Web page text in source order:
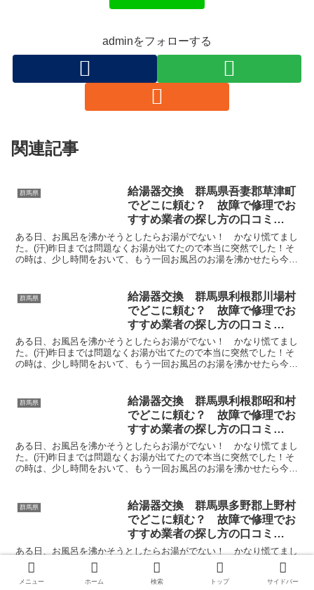
adminをフォローする
関連記事
群馬県
給湯器交換 群馬県吾妻郡草津町
でどこに頼む？ 故障で修理でお
すすめ業者の探し方の口コミ
【お湯が出ない 水漏れ】
ある日、お風呂を沸かそうとしたらお湯がでない！ かなり慌てまし
た。(汗)昨日までは問題なくお湯が出てたので本当に突然でした！そ
の時は、少し時間をおいて、もう一回お風呂のお湯を沸かせたら今度
群馬県
給湯器交換 群馬県利根郡川場村
でどこに頼む？ 故障で修理でお
すすめ業者の探し方の口コミ
【お湯が出ない 水漏れ】
ある日、お風呂を沸かそうとしたらお湯がでない！ かなり慌てまし
た。(汗)昨日までは問題なくお湯が出てたので本当に突然でした！そ
の時は、少し時間をおいて、もう一回お風呂のお湯を沸かせたら今度
群馬県
給湯器交換 群馬県利根郡昭和村
でどこに頼む？ 故障で修理でお
すすめ業者の探し方の口コミ
【お湯が出ない 水漏れ】
ある日、お風呂を沸かそうとしたらお湯がでない！ かなり慌てまし
た。(汗)昨日までは問題なくお湯が出てたので本当に突然でした！そ
の時は、少し時間をおいて、もう一回お風呂のお湯を沸かせたら今度
群馬県
給湯器交換 群馬県多野郡上野村
でどこに頼む？ 故障で修理でお
すすめ業者の探し方の口コミ
【お湯が出ない 水漏れ】
ある日、お風呂を沸かそうとしたらお湯がでない！ かなり慌てまし
た。(汗)昨日までは問題なくお湯が出てたので本当に突然でした！そ
の時は、少し時間をおいて、もう一回お風呂のお湯を沸かせたら今度
はお風呂にお湯がたまりだしたのでほっとしましたよ。冬...
メニュー ホーム 検索 トップ サイドバー